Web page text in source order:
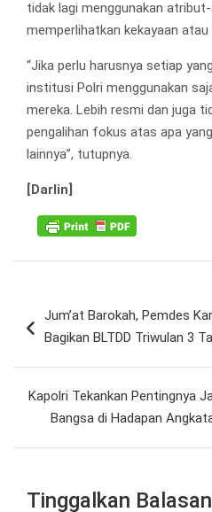
tidak lagi menggunakan
memperlihatkan kekayaan
“Jika perlu harusnya setiap
institusi Polri menggunakan
mereka. Lebih resmi dan juga
pengalihan fokus atas apa
lainnya”, tutupnya.
[Darlin]
posJum’at Barokah, Pemdes
Bagikan BLTDD Triwulan 3
Kapolri Tekankan Pentingnya
Bangsa di Hadapan
Tinggalkan Balasan